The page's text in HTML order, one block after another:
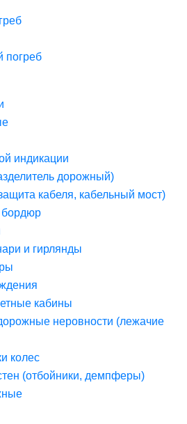
погреб
индикации
дорожный)
кабеля, кабельный мост)
бордюр
и гирлянды
кабины
неровности (лежачие
колес
(отбойники, демпферы)